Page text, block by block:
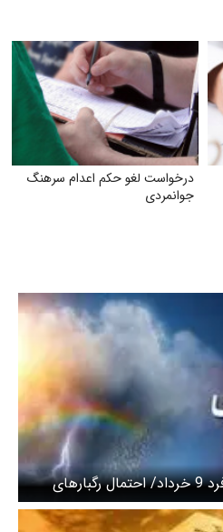
درخواست لغو حکم اعدام سرهنگ
جوانمردی
پیش بینی هوای کرمانشاه فرد 9 خرداد/ احتمال رگبارهای